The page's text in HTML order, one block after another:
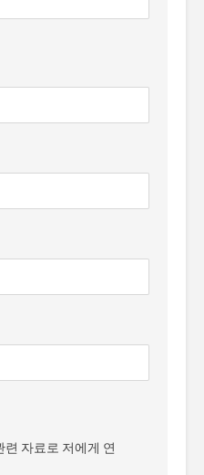
자료로 저에게 연